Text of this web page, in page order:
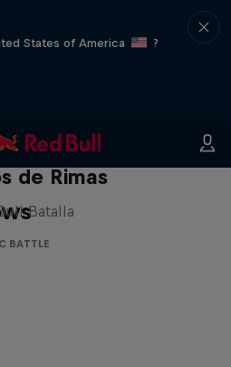
States of America
?
Nueva Historia:
de Rimas
Batalla
BATTLE